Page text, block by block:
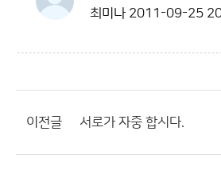
최미나 2011-09-25
이전글 서로가 자중 합시다.